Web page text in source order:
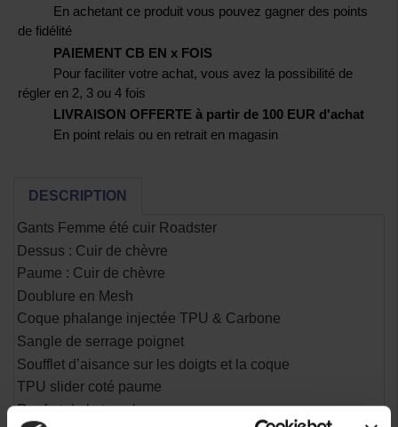
En achetant ce produit vous pouvez gagner des points
de fidélité
PAIEMENT CB EN x FOIS
Pour faciliter votre achat, vous avez la possibilité de
régler en 2, 3 ou 4 fois
LIVRAISON OFFERTE à partir de 100 EUR d'achat
En point relais ou en retrait en magasin
DESCRIPTION
Gants Femme été cuir Roadster
Dessus : Cuir de chèvre
Paume : Cuir de chèvre
Doublure en Mesh
Coque phalange injectée TPU & Carbone
Sangle de serrage poignet
Soufflet d’aisance sur les doigts et la coque
TPU slider coté paume
Renfort de la tranche